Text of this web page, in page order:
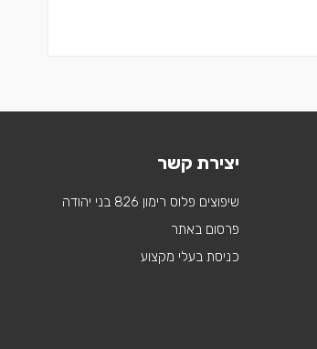
יצירת קשר
שיפוצים פלוס רימון 826 בני יהודה
פרסום באתר
כניסת בעלי מקצוע